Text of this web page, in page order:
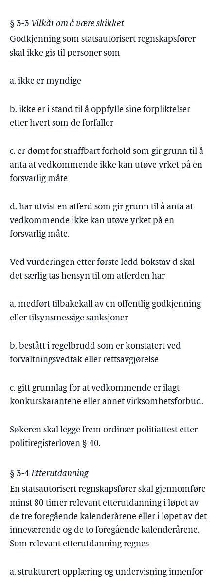
§ 3-3 Vilkår om å være skikket
Godkjenning som statsautorisert regnskapsfører
skal ikke gis til personer som
a. ikke er myndige
b. ikke er i stand til å oppfylle sine forpliktelser
etter hvert som de forfaller
c. er dømt for straffbart forhold som gir grunn til å
anta at vedkommende ikke kan utøve yrket på en
forsvarlig måte
d. har utvist en atferd som gir grunn til å anta at
vedkommende ikke kan utøve yrket på en
forsvarlig måte.
Ved vurderingen etter første ledd bokstav d skal
det særlig tas hensyn til om atferden har
a. medført tilbakekall av en offentlig godkjenning
eller tilsynsmessige sanksjoner
b. bestått i regelbrudd som er konstatert ved
forvaltningsvedtak eller rettsavgjørelse
c. gitt grunnlag for at vedkommende er ilagt
konkurskarantene eller annet virksomhetsforbud.
Søkeren skal legge frem ordinær politiattest etter
politiregisterloven § 40.
§ 3-4 Etterutdanning
En statsautorisert regnskapsfører skal gjennomføre
minst 80 timer relevant etterutdanning i løpet av
de tre foregående kalenderårene eller i løpet av det
inneværende og de to foregående kalenderårene.
Som relevant etterutdanning regnes
a. strukturert opplæring og undervisning innenfor